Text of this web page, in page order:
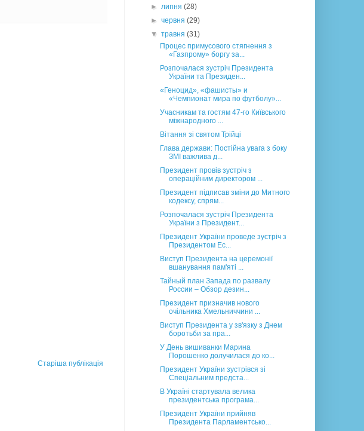
Старіша публікація
►липня(28)
►червня(29)
▼травня(31)
Процес примусового стягнення з
«Газпрому» боргу за...
Розпочалася зустріч Президента
України та Президен...
«Геноцид», «фашисты» и
«Чемпионат мира по футболу»...
Учасникам та гостям 47-го Київського
міжнародного ...
Вітання зі святом Трійці
Глава держави: Постійна увага з боку
ЗМІ важлива д...
Президент провів зустріч з
операційним директором ...
Президент підписав зміни до Митного
кодексу, спрям...
Розпочалася зустріч Президента
України з Президент...
Президент України проведе зустріч з
Президентом Ес...
Виступ Президента на церемонії
вшанування пам'яті ...
Тайный план Запада по развалу
России – Обзор дезин...
Президент призначив нового
очільника Хмельниччини ...
Виступ Президента у зв'язку з Днем
боротьби за пра...
У День вишиванки Марина
Порошенко долучилася до ко...
Президент України зустрівся зі
Спеціальним предста...
В Україні стартувала велика
президентська програма...
Президент України прийняв
Президента Парламентсько...